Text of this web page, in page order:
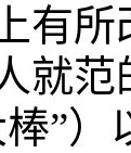
有
就范
”